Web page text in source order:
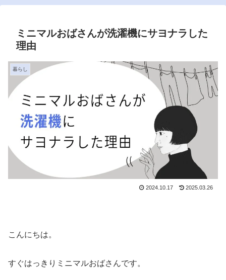
ミニマルおばさんが洗濯機にサヨナラした
理由
暮らし
2024.10.17 2025.03.26
こんにちは。
すぐはっきりミニマルおばさんです。